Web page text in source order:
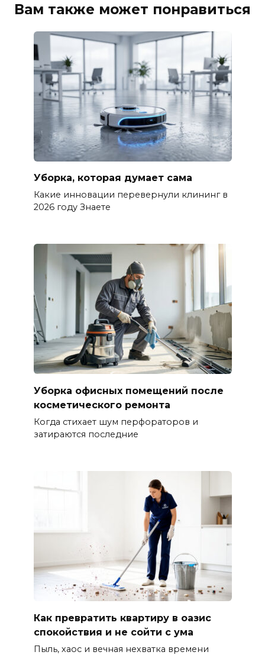
Вам также может понравиться
Уборка, которая думает сама
Какие инновации перевернули клининг в
2026 году Знаете
Уборка офисных помещений после
косметического ремонта
Когда стихает шум перфораторов и
затираются последние
Как превратить квартиру в оазис
спокойствия и не сойти с ума
Пыль, хаос и вечная нехватка времени